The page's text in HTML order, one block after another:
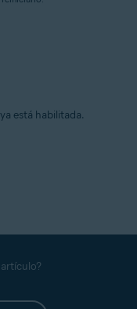
está habilitada.